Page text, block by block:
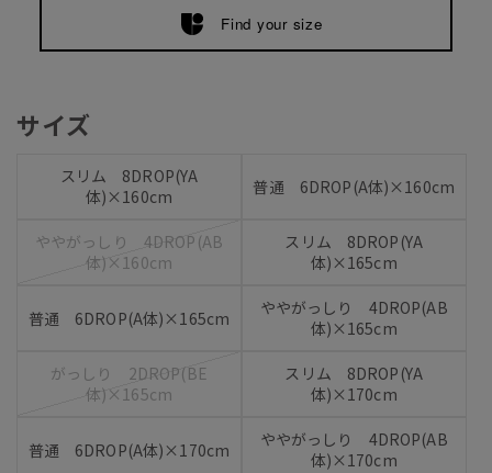
Find your size
サイズ
スリム 8DROP(YA
体)×160cm
普通 6DROP(A体)×160cm
ややがっしり 4DROP(AB
体)×160cm
スリム 8DROP(YA
体)×165cm
普通 6DROP(A体)×165cm
ややがっしり 4DROP(AB
体)×165cm
がっしり 2DROP(BE
体)×165cm
スリム 8DROP(YA
体)×170cm
普通 6DROP(A体)×170cm
ややがっしり 4DROP(AB
体)×170cm